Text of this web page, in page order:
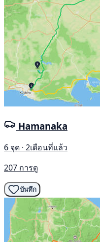
Hamanaka
6 จุด · 2เดือนที่แล้ว
207 การดู
บันทึก